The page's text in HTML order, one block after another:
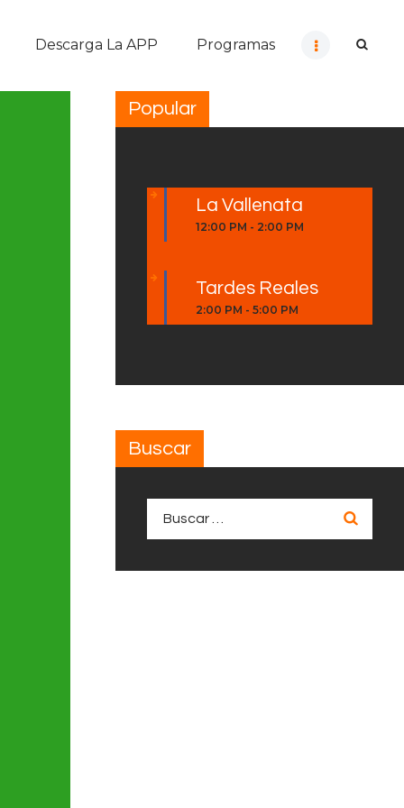
Descarga La APP Programas
Popular
La Vallenata
12:00 PM - 2:00 PM
Tardes Reales
2:00 PM -5:00 PM
Buscar